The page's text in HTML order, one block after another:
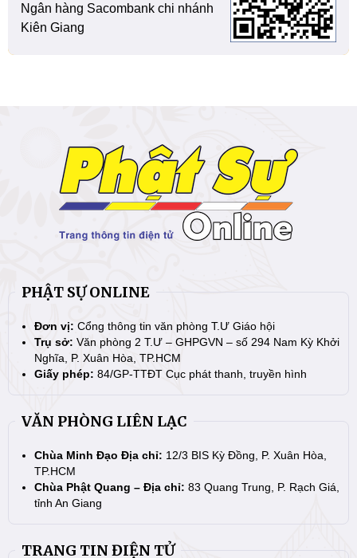
Ngân hàng Sacombank chi nhánh
Kiên Giang
PHẬT SỰ ONLINE
Đơn vị: Cổng thông tin văn phòng T.Ư Giáo hội
Trụ sở: Văn phòng 2 T.Ư – GHPGVN – số 294 Nam Kỳ Khởi
Nghĩa, P. Xuân Hòa, TP.HCM
Giấy phép: 84/GP-TTĐT Cục phát thanh, truyền hình
VĂN PHÒNG LIÊN LẠC
Chùa Minh Đạo Địa chỉ: 12/3 BIS Kỳ Đồng, P. Xuân Hòa,
TP.HCM
Chùa Phật Quang – Địa chỉ: 83 Quang Trung, P. Rạch Giá,
tỉnh An Giang
TRANG TIN ĐIỆN TỬ